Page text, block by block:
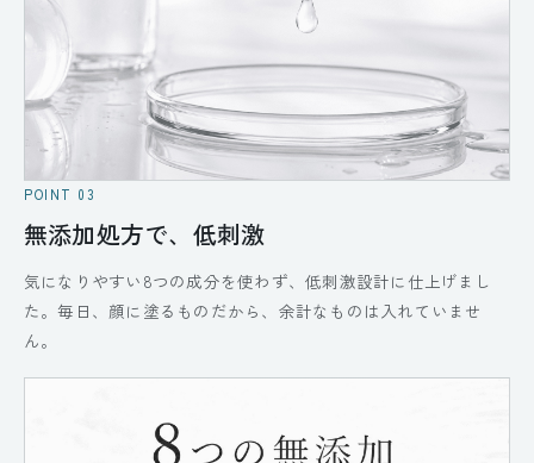
POINT 03
無添加処方で、低刺激
気になりやすい8つの成分を使わず、低刺激設計に仕上げまし
た。毎日、顔に塗るものだから、余計なものは入れていませ
ん。